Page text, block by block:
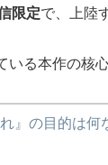
限定で、上陸
いる本作の核
れ』の目的は